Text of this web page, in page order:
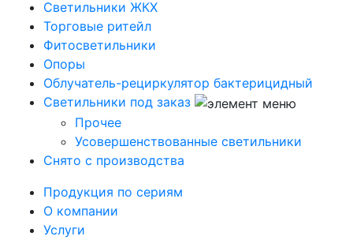
Светильники ЖКХ
Торговые ритейл
Фитосветильники
Опоры
Облучатель-рециркулятор бактерицидный
Светильники под заказ
Прочее
Усовершенствованные светильники
Снято с производства
Продукция по сериям
О компании
Услуги